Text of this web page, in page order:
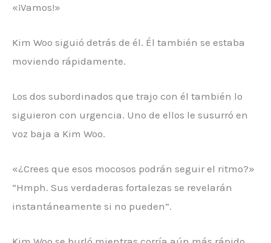
«¡Vamos!»
Kim Woo siguió detrás de él. Él también se estaba
moviendo rápidamente.
Los dos subordinados que trajo con él también lo
siguieron con urgencia. Uno de ellos le susurró en
voz baja a Kim Woo.
«¿Crees que esos mocosos podrán seguir el ritmo?»
“Hmph. Sus verdaderas fortalezas se revelarán
instantáneamente si no pueden”.